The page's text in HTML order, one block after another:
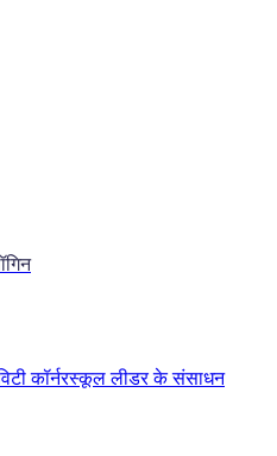
कॉर्नरस्कूल लीडर के संसाधन